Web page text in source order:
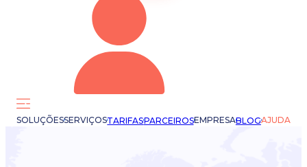
SOLUÇÕESSERVIÇOSTARIFASPARCEIROSEMPRESABLOGAJUDA